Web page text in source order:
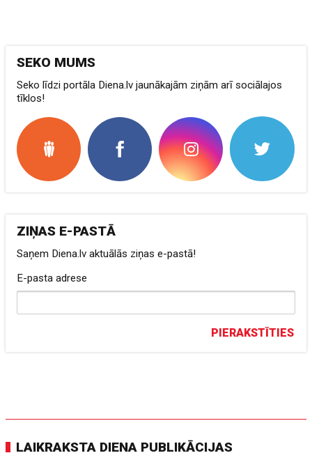
SEKO MUMS
Seko līdzi portāla Diena.lv jaunākajām ziņām arī sociālajos
tīklos!
ZIŅAS E-PASTĀ
Saņem Diena.lv aktuālās ziņas e-pastā!
E-pasta adrese
PIERAKSTĪTIES
LAIKRAKSTA DIENA PUBLIKĀCIJAS